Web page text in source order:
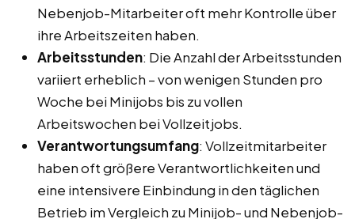
Nebenjob-Mitarbeiter oft mehr Kontrolle über
ihre Arbeitszeiten haben.
Arbeitsstunden: Die Anzahl der Arbeitsstunden
variiert erheblich – von wenigen Stunden pro
Woche bei Minijobs bis zu vollen
Arbeitswochen bei Vollzeitjobs.
Verantwortungsumfang: Vollzeitmitarbeiter
haben oft größere Verantwortlichkeiten und
eine intensivere Einbindung in den täglichen
Betrieb im Vergleich zu Minijob- und Nebenjob-